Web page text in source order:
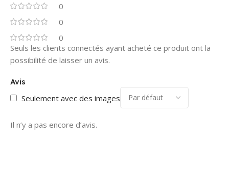
0
0
0
Avis
Seulement avec des images
Il n’y a pas encore d’avis.
Seuls les clients connectés ayant acheté ce produit ont la
possibilité de laisser un avis.